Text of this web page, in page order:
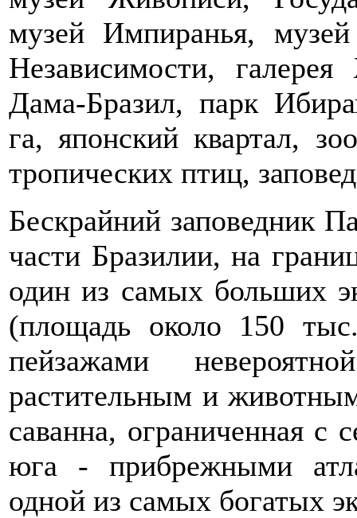
музей Импиранья,
Независимости,
Дама-Бразил, парк
га, японский квартал,
тропических птиц,
Бескрайний заповедник
части Бразилии, на
один из самых больших
(площадь около 150
пейзажами
растительным и
саванна, ограниченная с
юга - прибрежными
одной из самых богатых